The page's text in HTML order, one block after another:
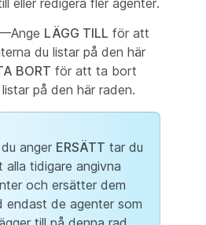
eller redigera fler agenter.
LÄGG TILL för att
du listar på den här
BORT för att ta bort
på den här raden.
anger ERSÄTT tar du
alla tidigare angivna
och ersätter dem
endast de agenter som